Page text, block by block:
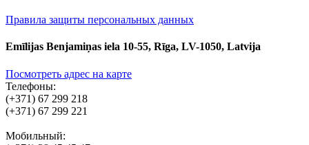
Правила защиты персональных данных
Emīlijas Benjamiņas iela 10-55, Rīga, LV-1050, Latvija
Посмотреть адрес на карте
Телефоны:
(+371) 67 299 218
(+371) 67 299 221
Мобильный: